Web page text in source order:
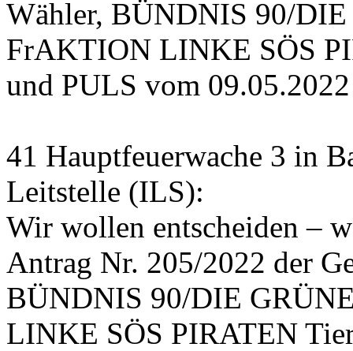
Wähler, BÜNDNIS 90/
FrAKTION LINKE SÖS
und PULS vom 09.05.2022
41 Hauptfeuerwache 3 in
Leitstelle (ILS):
Wir wollen entscheiden –
Antrag Nr. 205/2022 der
BÜNDNIS 90/DIE
LINKE SÖS PIRATEN